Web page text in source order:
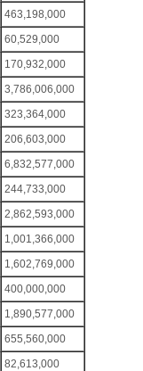
463,198,000
60,529,000
170,932,000
3,786,006,000
323,364,000
206,603,000
6,832,577,000
244,733,000
2,862,593,000
1,001,366,000
1,602,769,000
400,000,000
1,890,577,000
655,560,000
82,613,000